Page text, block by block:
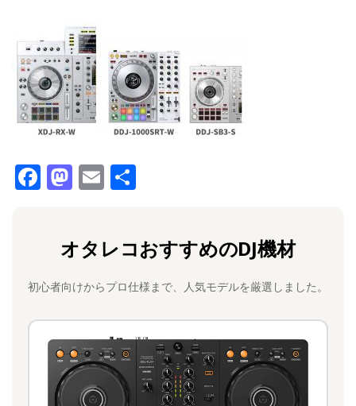
F
b
o
o
k
M
o
d
o
n
E
l
オタレコおすすめのDJ機材
初心者向けからプロ仕様まで、人気モデルを厳選しました。